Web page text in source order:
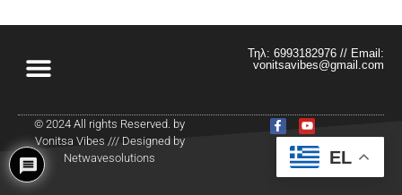
Τηλ: 6993182976 // Email:
vonitsavibes@gmail.com
© 2024 All rights Reserved. by
Vonitsa Vibes /// Designed by
Netwavesolutions
EL